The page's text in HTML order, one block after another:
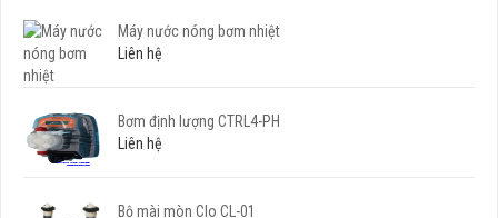
Máy nước nóng bơm nhiệt
Liên hệ
Bơm định lượng CTRL4-PH
Liên hệ
Bộ mài mòn Clo CL-01